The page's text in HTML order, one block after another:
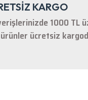
KARGO
1000 TL
ücretsiz